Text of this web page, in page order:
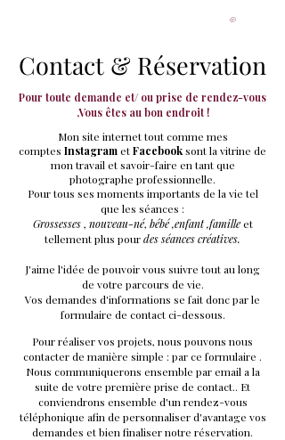
©
Contact & Réservation
Pour toute demande et/ ou prise de rendez-vous
,Vous êtes au bon endroit !
Mon site internet tout comme mes
comptes InstagrametFacebooksont la vitrine de
mon travail et savoir-faire en tant que
photographe professionnelle.
Pour tous ses moments importants de la vie tel
que les séances :
Grossesses, nouveau-né, bébé,enfant,famille et
tellement plus pourdes séances créatives.
J'aime l'idée de pouvoir vous suivre tout au long
de votre parcours de vie.
Vos demandes d'informations se fait donc par le
formulaire de contact ci-dessous.
Pour réaliser vos projets, nous pouvons nous
contacter de manière simple : par ce formulaire .
Nous communiquerons ensemble par email a la
suite de votre première prise de contact.. Et
conviendrons ensemble d'un rendez-vous
téléphonique afin de personnaliser d'avantage vos
demandes et bien finaliser notre réservation.